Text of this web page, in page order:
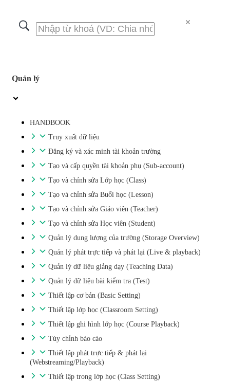
Quản lý
HANDBOOK
Truy xuất dữ liệu
Đăng ký và xác minh tài khoản trường
Tạo và cấp quyền tài khoản phụ (Sub-account)
Tạo và chỉnh sửa Lớp học (Class)
Tạo và chỉnh sửa Buổi học (Lesson)
Tạo và chỉnh sửa Giáo viên (Teacher)
Tạo và chỉnh sửa Học viên (Student)
Quản lý dung lượng của trường (Storage Overview)
Quản lý phát trực tiếp và phát lại (Live & playback)
Quản lý dữ liệu giảng dạy (Teaching Data)
Quản lý dữ liệu bài kiểm tra (Test)
Thiết lập cơ bản (Basic Setting)
Thiết lập lớp học (Classroom Setting)
Thiết lập ghi hình lớp học (Course Playback)
Tùy chỉnh báo cáo
Thiết lập phát trực tiếp & phát lại
(Webstreaming/Playback)
Thiết lập trong lớp học (Class Setting)